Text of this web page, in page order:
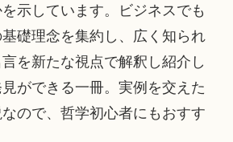
示しています。ビジネスでも
礎理念を集約し、広く知られ
を新たな視点で解釈し紹介し
ができる一冊。実例を交えた
ので、哲学初心者にもおすす